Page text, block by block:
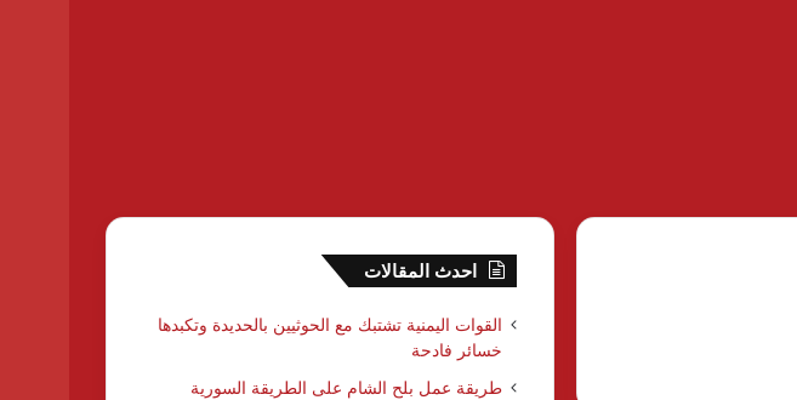
احدث المقالات
القوات اليمنية تشتبك مع الحوثيين بالحديدة وتكبدها
خسائر فادحة
طريقة عمل بلح الشام على الطريقة السورية